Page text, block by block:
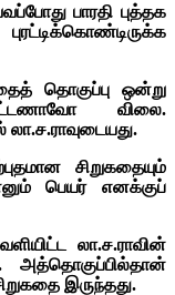
பாரதி புத்தக
தொகுப்பு ஒன்று
விலை.
சிறுகதையும்
பெயர் எனக்குப்
லா.ச.ராவின்
அத்தொகுப்பில்தான்
இருந்தது.